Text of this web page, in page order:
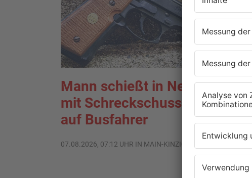
Mann schießt in Neuberg
mit Schreckschusswaffe
auf Busfahrer
07.08.2026, 07:12 UHR IN MAIN-KINZIG-KREIS